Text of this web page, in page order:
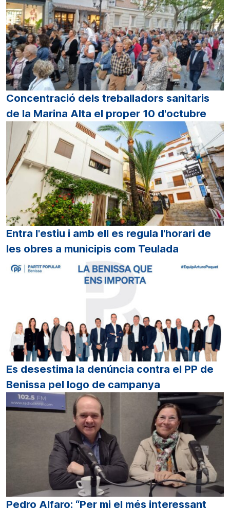
Concentració dels treballadors sanitaris
de la Marina Alta el proper 10 d'octubre
Entra l'estiu i amb ell es regula l'horari de
les obres a municipis com Teulada
Es desestima la denúncia contra el PP de
Benissa pel logo de campanya
Pedro Alfaro: “Per mi el més interessant